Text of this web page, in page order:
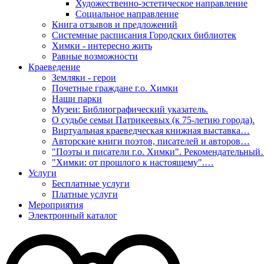
Художественно-эстетическое направление
Социальное направление
Книга отзывов и предложений
Системные расписания Городских библиотек
Химки - интересно жить
Равные возможности
Краеведение
Земляки - герои
Почетные граждане г.о. Химки
Наши парки
Музеи: Библиографический указатель.
О судьбе семьи Патрикеевых (к 75-летию города).
Виртуальная краеведческая книжная выставка…
Авторские книги поэтов, писателей и авторов…
"Поэты и писатели г.о. Химки".
"Химки: от прошлого к настоящему".…
Услуги
Бесплатные услуги
Платные услуги
Мероприятия
Электронный каталог